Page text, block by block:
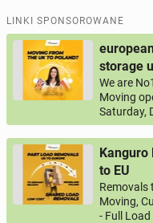
LINKI SPONSOROWANE
storage
We are
Moving
Saturday,
Kanguro
to EU
Removals
Moving,
- Full